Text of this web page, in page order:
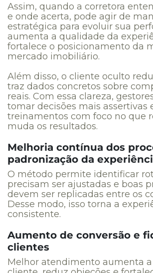
Assim, quando a corretora
e onde acerta, pode agir de
estratégica para evoluir sua
aumenta a qualidade da
fortalece o posicionamento da
mercado imobiliário.
Além disso, o cliente oculto
traz dados concretos sobre
reais. Com essa clareza,
tomar decisões mais assertivas
treinamentos com foco no que
muda os resultados.
Melhoria contínua dos
padronização da
O método permite identificar
precisam ser ajustadas e boas
devem ser replicadas entre os
Desse modo, isso torna a
consistente.
Aumento de conversão e
clientes
Melhor atendimento aumenta